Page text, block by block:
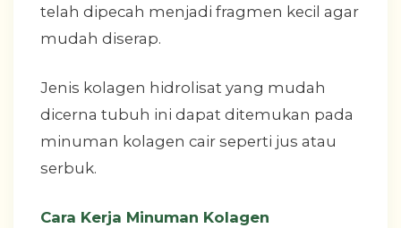
telah dipecah menjadi fragmen kecil agar
mudah diserap.
Jenis kolagen hidrolisat yang mudah
dicerna tubuh ini dapat ditemukan pada
minuman kolagen cair seperti jus atau
serbuk.
Cara Kerja Minuman Kolagen